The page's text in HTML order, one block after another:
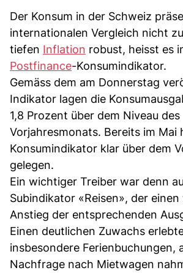
Der Konsum in der Schweiz
internationalen Vergleich nicht
tiefen Inflation robust, heisst es
Postfinance-Konsumindikator.
Gemäss dem am Donnerstag
Indikator lagen die
1,8 Prozent über dem Niveau des
Vorjahresmonats. Bereits im Mai
Konsumindikator klar über dem
gelegen.
Ein wichtiger Treiber war denn
Subindikator «Reisen», der
Anstieg der entsprechenden
Einen deutlichen Zuwachs
insbesondere Ferienbuchungen,
Nachfrage nach Mietwagen